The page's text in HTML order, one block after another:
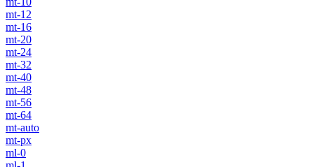
mt-12
mt-16
mt-20
mt-24
mt-32
mt-40
mt-48
mt-56
mt-64
mt-auto
mt-px
ml-0